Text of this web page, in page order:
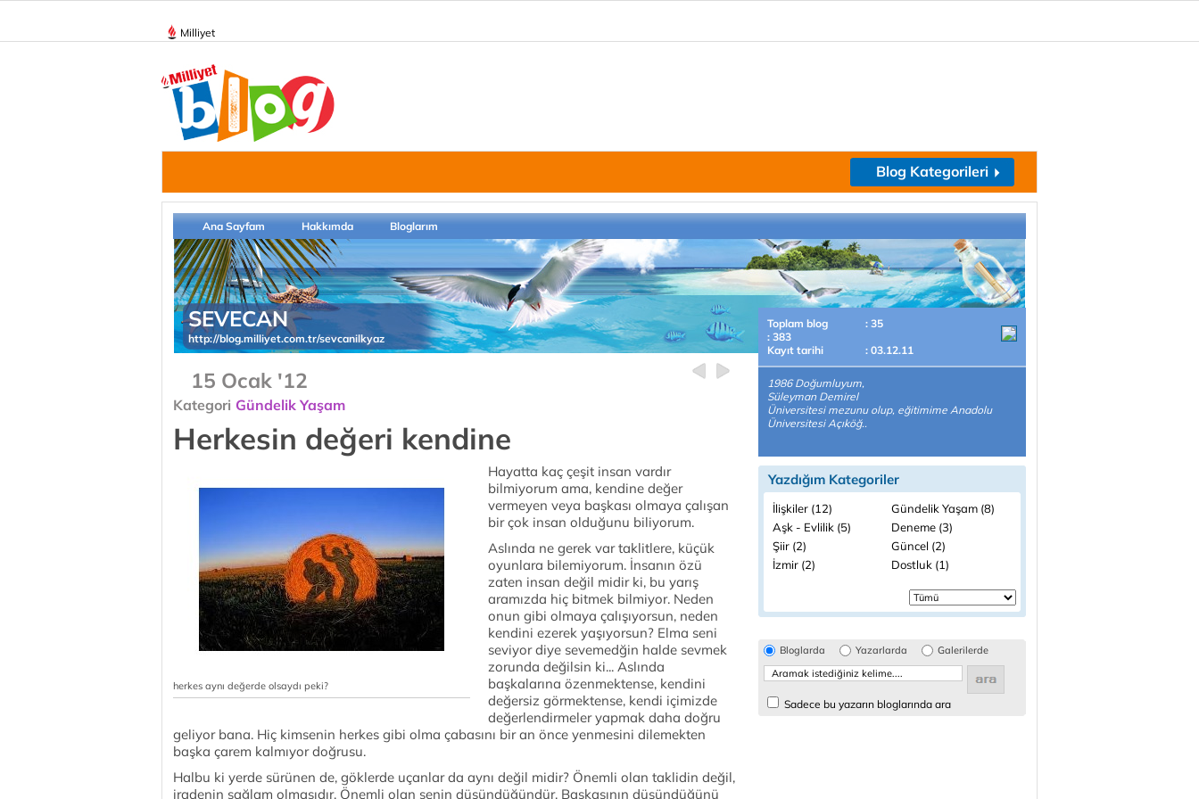
Milliyet
Blog Kategorileri
Ana Sayfam Hakkımda Bloglarım
SEVECAN
http://blog.milliyet.com.tr/sevcanilkyaz
15 Ocak '12
Kategori Gündelik Yaşam
Herkesin değeri kendine
herkes aynı değerde olsaydı peki?
Hayatta kaç çeşit insan vardır
bilmiyorum ama, kendine değer
vermeyen veya başkası olmaya çalışan
bir çok insan olduğunu biliyorum.
Aslında ne gerek var taklitlere, küçük
oyunlara bilemiyorum. İnsanın özü
zaten insan değil midir ki, bu yarış
aramızda hiç bitmek bilmiyor. Neden
onun gibi olmaya çalışıyorsun, neden
kendini ezerek yaşıyorsun? Elma seni
seviyor diye sevemedğin halde sevmek
zorunda değilsin ki... Aslında
başkalarına özenmektense, kendini
değersiz görmektense, kendi içimizde
değerlendirmeler yapmak daha doğru
geliyor bana. Hiç kimsenin herkes gibi olma çabasını bir an önce yenmesini dilemekten
başka çarem kalmıyor doğrusu.
Halbu ki yerde sürünen de, göklerde uçanlar da aynı değil midir? Önemli olan taklidin değil,
iradenin sağlam olmasıdır. Önemli olan senin düşündüğündür. Başkasının düşündüğünü
Toplam blog
: 35
: 383
Kayıt tarihi
: 03.12.11
1986 Doğumluyum,
Süleyman Demirel
Üniversitesi mezunu olup, eğitimime Anadolu
Üniversitesi Açıköğ..
Yazdığım Kategoriler
İlişkiler (12)
Gündelik Yaşam (8)
Aşk - Evlilik (5)
Deneme (3)
Şiir (2)
Güncel (2)
İzmir (2)
Dostluk (1)
Bloglarda Yazarlarda Galerilerde
Sadece bu yazarın bloglarında ara